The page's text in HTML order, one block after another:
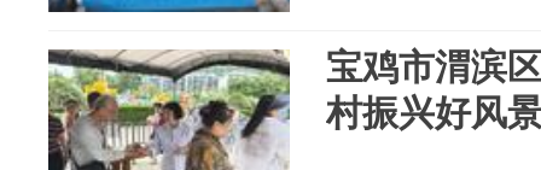
宝鸡市渭滨
村振兴好风